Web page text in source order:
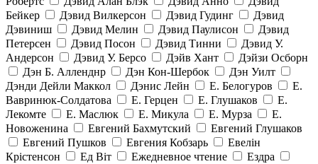
Бейкер
Дэвид Вилкерсон Дэвид Гудинг
Дэвид
Дэвиниш
Дэвид Мелин Дэвид Паулисон
Дэвид
Петерсен
Дэвид Посон Дэвид Тинни
Дэвид У.
Андерсон
Дэвид У. Берсо Дэйв Хант
Дэйзи Осборн
Дэн Б. Алленднр
Дэн Кон-Шербок
Дэн Уилт
Дэнди Дейли Маккол
Дэнис Лейн Е. Белогуров
Е.
Вавринюк-Солдатова
Е. Герцен Е. Глушаков
Е.
Лекомте
Е. Маслюк Е. Микула Е. Мурза
Е.
Новоженина
Евгений Бахмутский
Евгений Глушаков
Евгений Пушков
Евгения Кобзарь
Евелін
Крістенсон
Ед Віт Ежедневное чтение
Ездра